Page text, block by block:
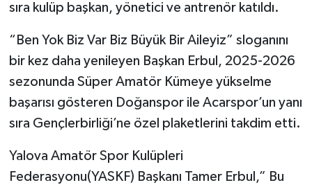
sıra kulüp başkan, yönetici ve antrenör katıldı.
“Ben Yok Biz Var Biz Büyük Bir Aileyiz” sloganını
bir kez daha yenileyen Başkan Erbul, 2025-2026
sezonunda Süper Amatör Kümeye yükselme
başarısı gösteren Doğanspor ile Acarspor’un yanı
sıra Gençlerbirliği’ne özel plaketlerini takdim etti.
Yalova Amatör Spor Kulüpleri
Federasyonu(YASKF) Başkanı Tamer Erbul,” Bu